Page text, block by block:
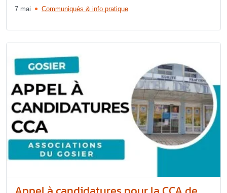
7 mai Communiqués & info pratique